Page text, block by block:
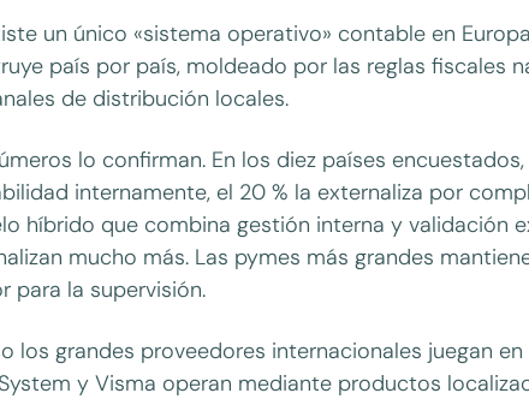
un único «sistema operativo» contable en
país por país, moldeado por las reglas fiscales
de distribución locales.
lo confirman. En los diez países
internamente, el 20 % la externaliza por
híbrido que combina gestión interna y validación
mucho más. Las pymes más grandes
para la supervisión.
los grandes proveedores internacionales juegan en
y Visma operan mediante productos